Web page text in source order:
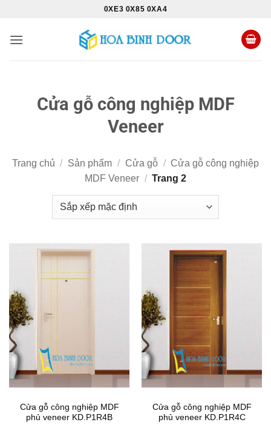
nội
0XE3 0X85 0XA4
Cửa gỗ công nghiệp MDF
Veneer
Trang chủ / Sản phẩm / Cửa gỗ / Cửa gỗ công nghiệp
MDF Veneer / Trang 2
Cửa gỗ công nghiệp MDF
phủ veneer KD.P1R4B
Cửa gỗ công nghiệp MDF
phủ veneer KD.P1R4C